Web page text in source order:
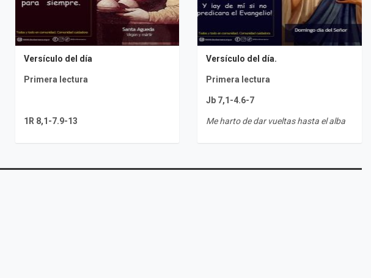
Versículo del día
Primera lectura
1R 8,1-7.9-13
Versículo del día.
Primera lectura
Jb 7,1-4.6-7
Me harto de dar vueltas hasta el alba